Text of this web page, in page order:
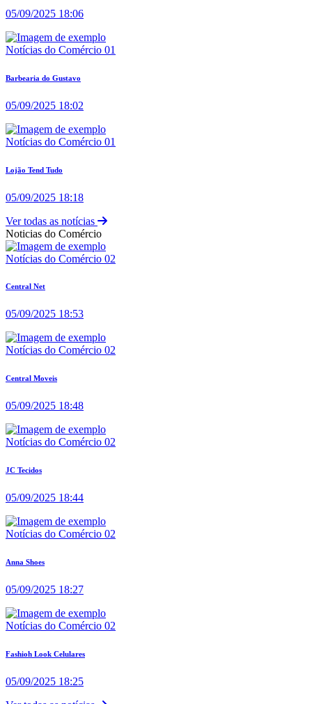
05/09/2025 18:06
Notícias do Comércio 01
Barbearia do Gustavo
05/09/2025 18:02
Notícias do Comércio 01
Lojão Tend Tudo
05/09/2025 18:18
Ver todas as notícias
Noticias do Comércio
Notícias do Comércio 02
Central Net
05/09/2025 18:53
Notícias do Comércio 02
Central Moveis
05/09/2025 18:48
Notícias do Comércio 02
JC Tecidos
05/09/2025 18:44
Notícias do Comércio 02
Anna Shoes
05/09/2025 18:27
Notícias do Comércio 02
Fashioh Look Celulares
05/09/2025 18:25